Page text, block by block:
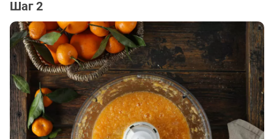
Шаг 2